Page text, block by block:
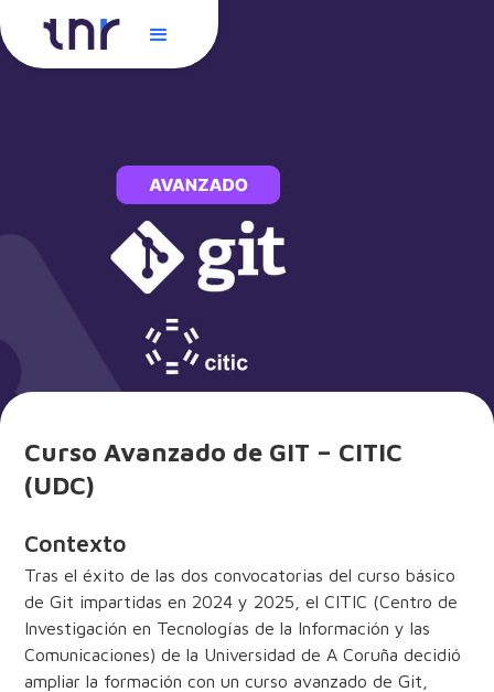
Curso Avanzado de GIT – CITIC
(UDC)
Contexto
Tras el éxito de las dos convocatorias del curso básico
de Git impartidas en 2024 y 2025, el CITIC (Centro de
Investigación en Tecnologías de la Información y las
Comunicaciones) de la Universidad de A Coruña decidió
ampliar la formación con un curso avanzado de Git,